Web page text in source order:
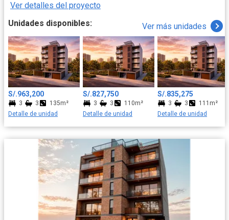
una extensión natural de su día a día. Esta es la ubicación
perfecta para construir los recuerdos más valiosos de su familia,
con la ciudad a sus pies y la comodidad de siempre tenerlo todo
cerca.
Ver detalles del proyecto
Unidades disponibles:
Ver más unidades
S/.963,200
3 3
135m²
Detalle de unidad
S/.827,750
3 3
110m²
Detalle de unidad
S/.835,275
3 3
111m²
Detalle de unidad